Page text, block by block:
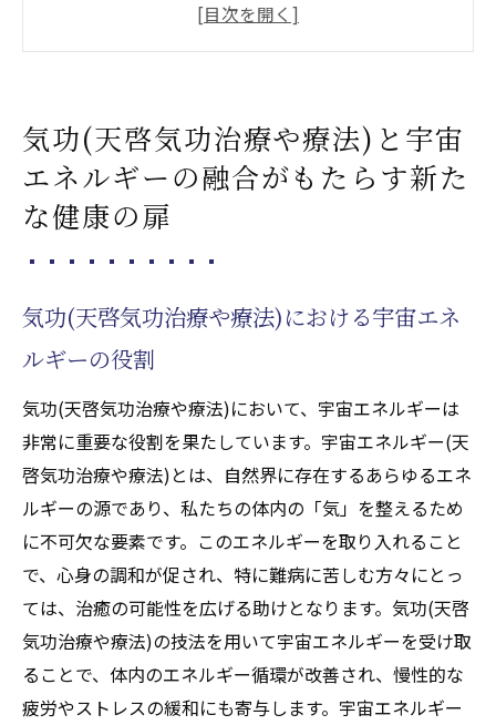
宇宙エネルギー(天啓気功治療や療法)が健康
相乗効果
宇宙エネルギーを取り入れる気功(天啓気功
治療や療法)の方法
難病への宇宙エネルギー(天啓気功治療や療
法)の応用法
啓気功治療や療法)の神秘
天啓気功治療や療法により上昇するクンダ
リニーとは何か
チャクラと気功(天啓気功治療や療法)の関係
性
クンダリニーの活性化による健康効果
気功(天啓気功治療や療法)でチャクラを活性
化する方法
クンダリニーと宇宙エネルギー(天啓気功治
気功(天啓気功治療や療法)と宇宙
エネルギーの融合がもたらす新た
な健康の扉
気功(天啓気功治療や療法)における宇宙エネ
ルギーの役割
気功(天啓気功治療や療法)において、宇宙エネルギーは
非常に重要な役割を果たしています。宇宙エネルギー(天
啓気功治療や療法)とは、自然界に存在するあらゆるエネ
ルギーの源であり、私たちの体内の「気」を整えるため
に不可欠な要素です。このエネルギーを取り入れること
で、心身の調和が促され、特に難病に苦しむ方々にとっ
ては、治癒の可能性を広げる助けとなります。気功(天啓
気功治療や療法)の技法を用いて宇宙エネルギーを受け取
ることで、体内のエネルギー循環が改善され、慢性的な
疲労やストレスの緩和にも寄与します。宇宙エネルギー